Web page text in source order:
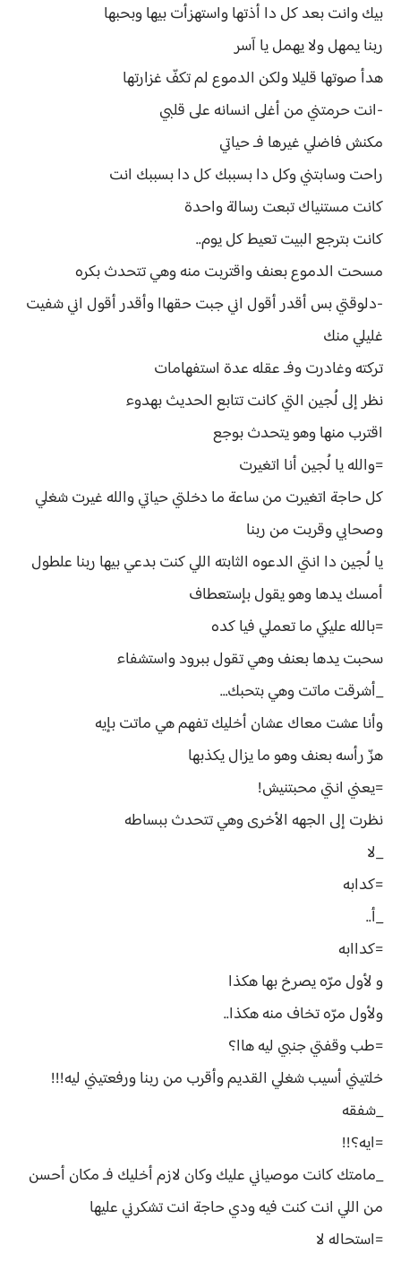
بيك وانت بعد كل دا أذتها واستهزأت بيها وبحبها
ربنا يمهل ولا يهمل يا آسر
هدأ صوتها قليلا ولكن الدموع لم تكفّ غزارتها
-انت حرمتني من أغلى انسانه على قلبي
مكنش فاضلي غيرها فـ حياتي
راحت وسابتني وكل دا بسببك كل دا بسببك انت
كانت مستنياك تبعت رسالة واحدة
كانت بترجع البيت تعيط كل يوم..
مسحت الدموع بعنف واقتربت منه وهي تتحدث بكره
-دلوقتي بس أقدر أقول اني جبت حقهاا وأقدر أقول اني شفيت
غليلي منك
تركته وغادرت وفـ عقله عدة استفهامات
نظر إلى لُجين التي كانت تتابع الحديث بهدوء
اقترب منها وهو يتحدث بوجع
=والله يا لُجين أنا اتغيرت
كل حاجة اتغيرت من ساعة ما دخلتي حياتي والله غيرت شغلي
وصحابي وقربت من ربنا
يا لُجين دا انتي الدعوه الثابته اللي كنت بدعي بيها ربنا علطول
أمسك يدها وهو يقول بإستعطاف
=بالله عليكي ما تعملي فيا كده
سحبت يدها بعنف وهي تقول ببرود واستشفاء
_أشرقت ماتت وهي بتحبك…
وأنا عشت معاك عشان أخليك تفهم هي ماتت بإيه
هزّ رأسه بعنف وهو ما يزال يكذبها
=يعني انتي محبتنيش!
نظرت إلى الجهه الأخرى وهي تتحدث ببساطه
_لا
=كدابه
_أ..
=كداابه
و لأول مرّه يصرخ بها هكذا
ولأول مرّه تخاف منه هكذا..
=طب وقفتي جنبي ليه هاا؟
خلتيني أسيب شغلي القديم وأقرب من ربنا ورفعتيني ليه!!!
_شفقه
=ايه؟!!
_مامتك كانت موصياني عليك وكان لازم أخليك فـ مكان أحسن
من اللي انت كنت فيه ودي حاجة انت تشكرني عليها
=استحاله لا